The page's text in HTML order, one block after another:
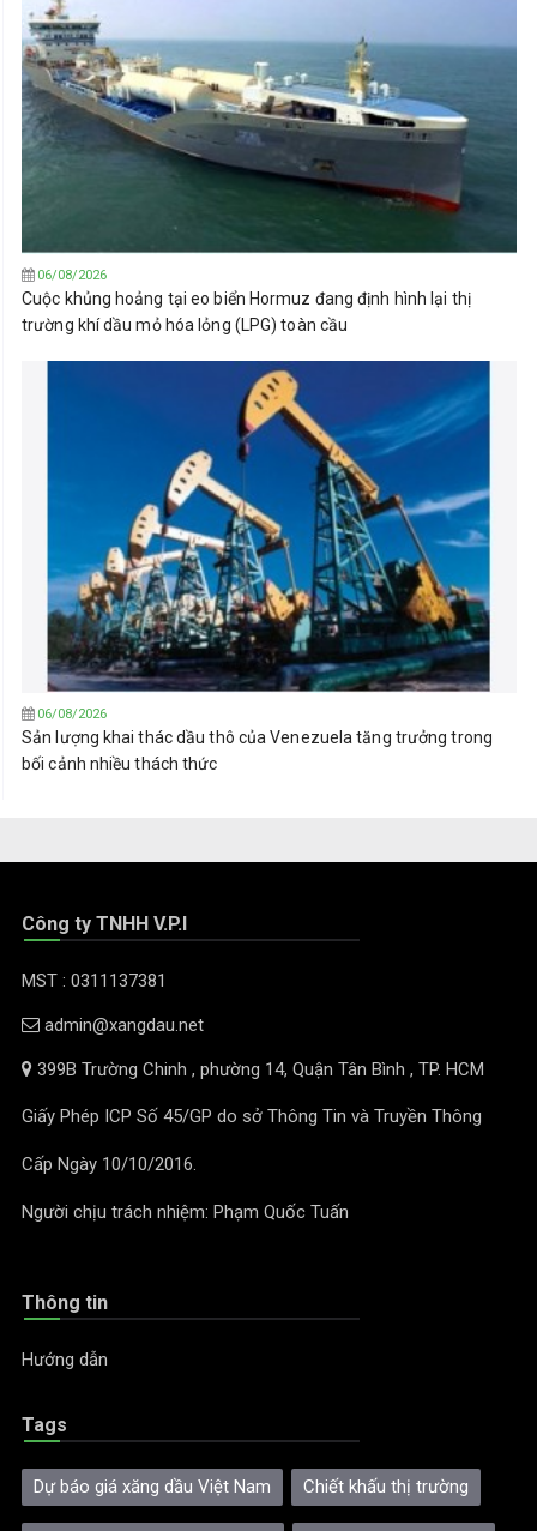
06/08/2026
Cuộc khủng hoảng tại eo biển Hormuz đang định hình lại thị
trường khí dầu mỏ hóa lỏng (LPG) toàn cầu
06/08/2026
Sản lượng khai thác dầu thô của Venezuela tăng trưởng trong
bối cảnh nhiều thách thức
Công ty TNHH V.P.I
MST : 0311137381
admin@xangdau.net
399B Trường Chinh , phường 14, Quận Tân Bình , TP. HCM
Giấy Phép ICP Số 45/GP do sở Thông Tin và Truyền Thông
Cấp Ngày 10/10/2016.
Người chịu trách nhiệm: Phạm Quốc Tuấn
Thông tin
Hướng dẫn
Tags
Dự báo giá xăng dầu Việt Nam Chiết khấu thị trường